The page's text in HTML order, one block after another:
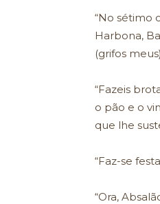
“No sétimo
Harbona,
(grifos
“Fazeis
o pão e o
que lhe
“Faz-se
“Ora,